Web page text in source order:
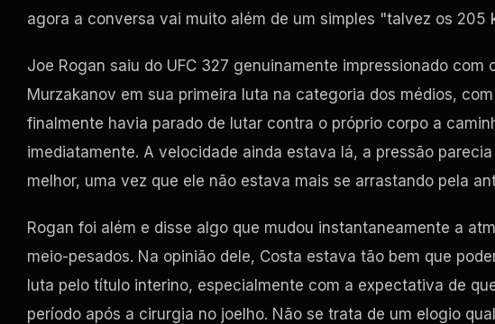
agora a conversa vai muito além de um simples "talvez os 205
Joe Rogan saiu do UFC 327 genuinamente impressionado
Murzakanov em sua primeira luta na categoria dos médios,
finalmente havia parado de lutar contra o próprio corpo a
imediatamente. A velocidade ainda estava lá, a pressão
melhor, uma vez que ele não estava mais se arrastando pela
Rogan foi além e disse algo que mudou instantaneamente a
meio-pesados. Na opinião dele, Costa estava tão bem que
luta pelo título interino, especialmente com a expectativa de
período após a cirurgia no joelho. Não se trata de um elogio